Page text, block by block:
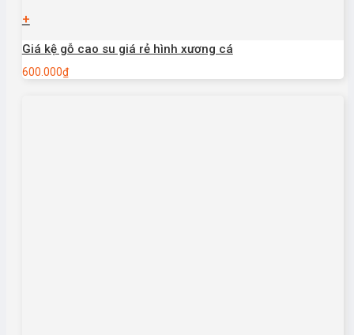
+
Giá kệ gỗ cao su giá rẻ hình xương cá
600.000₫